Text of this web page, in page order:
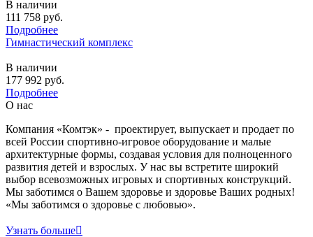
В наличии
111 758 руб.
Подробнее
Гимнастический комплекс
В наличии
177 992 руб.
Подробнее
О нас
Компания «Комтэк» - проектирует, выпускает и продает по
всей России спортивно-игровое оборудование и малые
архитектурные формы, создавая условия для полноценного
развития детей и взрослых. У нас вы встретите широкий
выбор всевозможных игровых и спортивных конструкций.
Мы заботимся о Вашем здоровье и здоровье Ваших родных!
«Мы заботимся о здоровье с любовью».
Узнать больше